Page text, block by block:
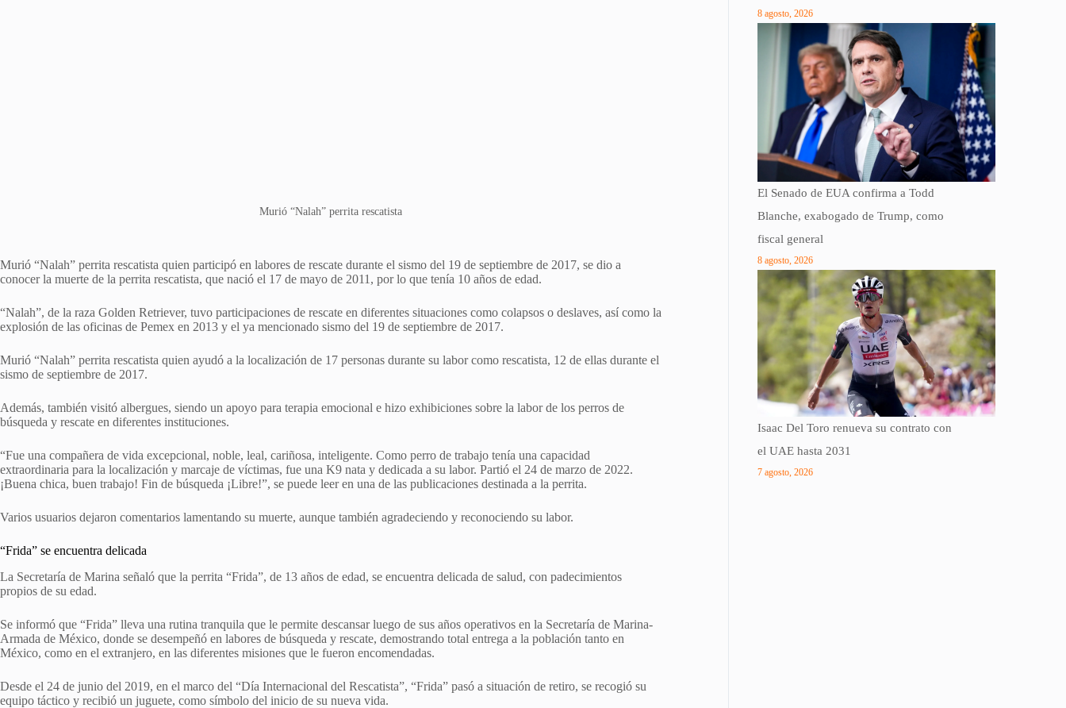
Murió “Nalah” perrita rescatista
Murió “Nalah” perrita rescatista quien participó en labores de rescate durante el sismo del 19 de septiembre de 2017, se dio a
conocer la muerte de la perrita rescatista, que nació el 17 de mayo de 2011, por lo que tenía 10 años de edad.
“Nalah”, de la raza Golden Retriever, tuvo participaciones de rescate en diferentes situaciones como colapsos o deslaves, así como la
explosión de las oficinas de Pemex en 2013 y el ya mencionado sismo del 19 de septiembre de 2017.
Murió “Nalah” perrita rescatista quien ayudó a la localización de 17 personas durante su labor como rescatista, 12 de ellas durante el
sismo de septiembre de 2017.
Además, también visitó albergues, siendo un apoyo para terapia emocional e hizo exhibiciones sobre la labor de los perros de
búsqueda y rescate en diferentes instituciones.
“Fue una compañera de vida excepcional, noble, leal, cariñosa, inteligente. Como perro de trabajo tenía una capacidad
extraordinaria para la localización y marcaje de víctimas, fue una K9 nata y dedicada a su labor. Partió el 24 de marzo de 2022.
¡Buena chica, buen trabajo! Fin de búsqueda ¡Libre!”, se puede leer en una de las publicaciones destinada a la perrita.
Varios usuarios dejaron comentarios lamentando su muerte, aunque también agradeciendo y reconociendo su labor.
“Frida” se encuentra delicada
La Secretaría de Marina señaló que la perrita “Frida”, de 13 años de edad, se encuentra delicada de salud, con padecimientos
propios de su edad.
Se informó que “Frida” lleva una rutina tranquila que le permite descansar luego de sus años operativos en la Secretaría de Marina-
Armada de México, donde se desempeñó en labores de búsqueda y rescate, demostrando total entrega a la población tanto en
México, como en el extranjero, en las diferentes misiones que le fueron encomendadas.
Desde el 24 de junio del 2019, en el marco del “Día Internacional del Rescatista”, “Frida” pasó a situación de retiro, se recogió su
equipo táctico y recibió un juguete, como símbolo del inicio de su nueva vida.
8 agosto, 2026
El Senado de EUA confirma a Todd
Blanche, exabogado de Trump, como
fiscal general
8 agosto, 2026
Isaac Del Toro renueva su contrato con
el UAE hasta 2031
7 agosto, 2026